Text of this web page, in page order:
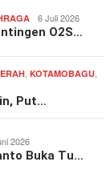
6 Juli 2026
O2S…
KOTAMOBAGU
Put…
2026
Buka Tu…